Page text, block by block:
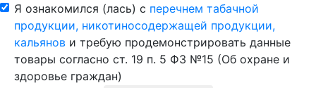
Я ознакомился (лась) с перечнем табачной
продукции, никотиносодержащей продукции,
кальянов и требую продемонстрировать данные
товары согласно ст. 19 п. 5 ФЗ №15 (Об охране и
здоровье граждан)